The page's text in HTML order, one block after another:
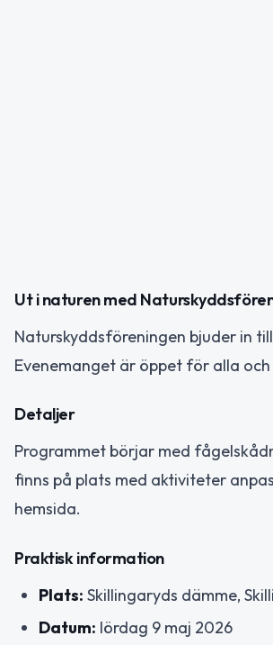
Ut i naturen med
Naturskyddsföreningen bjuder in
Evenemanget är öppet för alla
Detaljer
Programmet börjar med
finns på plats med aktiviteter
hemsida.
Praktisk information
Plats: Skillingaryds dämme,
Datum: lördag 9 maj 2026